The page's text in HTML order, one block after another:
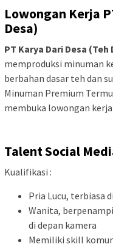
Lowongan Kerja
Desa)
PT Karya Dari Desa (Teh
memproduksi minuman
berbahan dasar teh dan
Minuman Premium
membuka lowongan
Talent Social
Kualifikasi :
Pria Lucu, terbiasa
Wanita,
di depan kamera
Memiliki skill